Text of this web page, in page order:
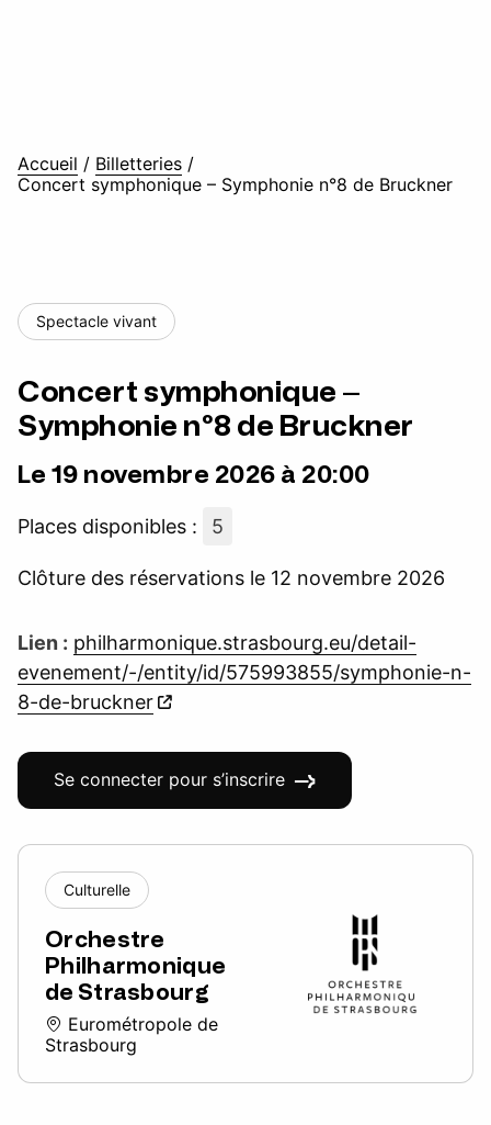
Accueil / Billetteries /
Concert symphonique – Symphonie n°8 de Bruckner
Spectacle vivant
Concert symphonique –
Symphonie n°8 de Bruckner
Le 19 novembre 2026 à 20:00
Places disponibles : 5
Clôture des réservations le 12 novembre 2026
Lien : philharmonique.strasbourg.eu/detail-
evenement/-/entity/id/575993855/symphonie-n-
8-de-bruckner
Se connecter pour s’inscrire
Culturelle
Orchestre
Philharmonique
de Strasbourg
Eurométropole de
Strasbourg